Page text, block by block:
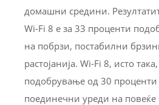
домашни средини.
Wi-Fi 8 е за 33 проценти
на побрзи, постабилни
растојанија. Wi-Fi 8, исто
подобрување од 30
поединечни уреди на повеќе